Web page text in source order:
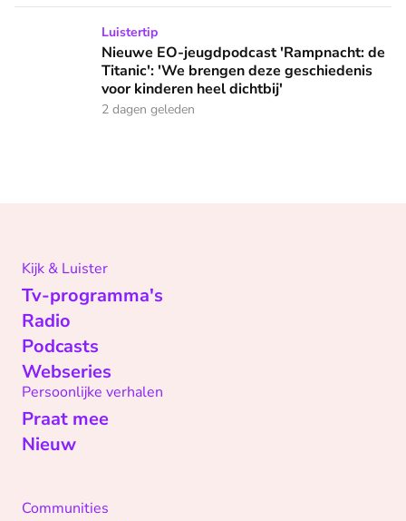
Nieuwe EO-jeugdpodcast 'Rampnacht: de Titanic': 'We
Luistertip
Nieuwe EO-jeugdpodcast 'Rampnacht: de
Titanic': 'We brengen deze geschiedenis
voor kinderen heel dichtbij'
2 dagen geleden
Kijk & Luister
Tv-programma's
Radio
Podcasts
Webseries
Persoonlijke verhalen
Praat mee
Nieuw
Communities